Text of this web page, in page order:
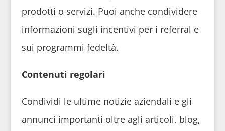
prodotti o servizi. Puoi anche condividere
informazioni sugli incentivi per i referral e
sui programmi fedeltà.
Contenuti regolari
Condividi le ultime notizie aziendali e gli
annunci importanti oltre agli articoli, blog,